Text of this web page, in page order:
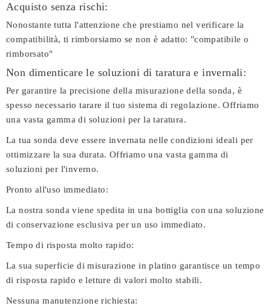
Acquisto senza rischi:
Nonostante tutta l'attenzione che prestiamo nel verificare la
compatibilità, ti rimborsiamo se non è adatto: "compatibile o
rimborsato"
Non dimenticare le soluzioni di taratura e invernali:
Per garantire la precisione della misurazione della sonda, è
spesso necessario tarare il tuo sistema di regolazione. Offriamo
una vasta gamma di soluzioni per la taratura.
La tua sonda deve essere invernata nelle condizioni ideali per
ottimizzare la sua durata. Offriamo una vasta gamma di
soluzioni per l'inverno.
Pronto all'uso immediato:
La nostra sonda viene spedita in una bottiglia con una soluzione
di conservazione esclusiva per un uso immediato.
Tempo di risposta molto rapido:
La sua superficie di misurazione in platino garantisce un tempo
di risposta rapido e letture di valori molto stabili.
Nessuna manutenzione richiesta: